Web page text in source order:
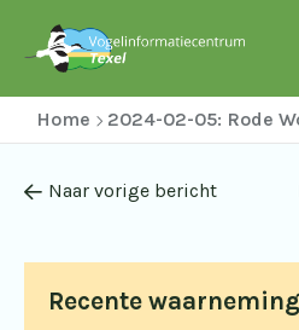
Home 2024-02-05: Rode
Recente
Naar vorige bericht